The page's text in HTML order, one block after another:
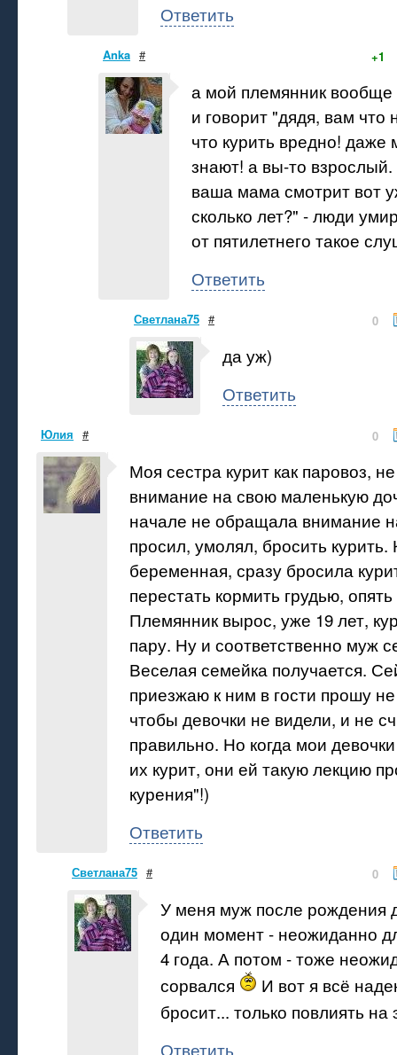
Ответить
Anka # +1
а мой племянник вообще
и говорит "дядя, вам что
что курить вредно! даже
знают! а вы-то
ваша мама смотрит вот
сколько лет?" - люди
от пятилетнего такое
Ответить
Светлана75 # 0
да уж)
Ответить
Юлия # 0
Моя сестра курит как паровоз,
внимание на свою маленькую
начале не обращала внимание
просил, умолял, бросить курить.
беременная, сразу бросила
перестать кормить грудью,
Племянник вырос, уже 19 лет,
пару. Ну и соответственно муж
Веселая семейка получается.
приезжаю к ним в гости прошу
чтобы девочки не видели, и не
правильно. Но когда мои девочки
их курит, они ей такую лекцию
курения"!)
Ответить
Светлана75 # 0
У меня муж после рождения
один момент - неожиданно
4 года. А потом - тоже
сорвался
И вот я всё
бросит... только повлиять
Ответить